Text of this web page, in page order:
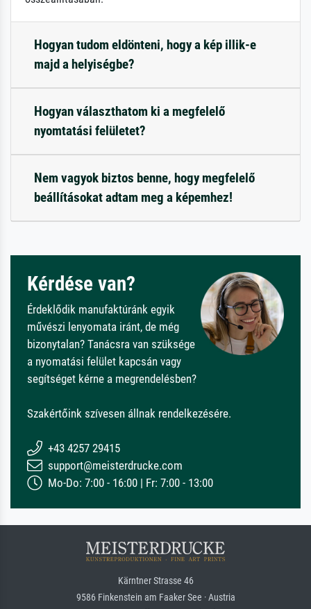
Hogyan tudom eldönteni, hogy a kép illik-e
majd a helyiségbe?
Hogyan választhatom ki a megfelelő
nyomtatási felületet?
Nem vagyok biztos benne, hogy megfelelő
beállításokat adtam meg a képemhez!
Kérdése van?
Érdeklődik manufaktúránk egyik
művészi lenyomata iránt, de még
bizonytalan? Tanácsra van szüksége
a nyomatási felület kapcsán vagy
segítséget kérne a megrendelésben?
Szakértőink szívesen állnak rendelkezésére.
+43 4257 29415
support@meisterdrucke.com
Mo-Do: 7:00 - 16:00 | Fr: 7:00 - 13:00
Kärntner Strasse 46
9586 Finkenstein am Faaker See · Austria